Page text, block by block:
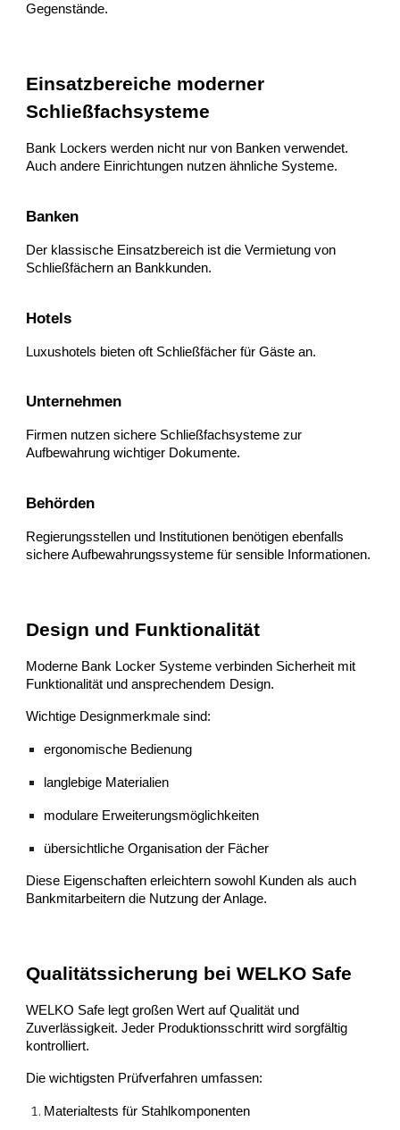
Gegenstände.
Einsatzbereiche moderner
Schließfachsysteme
Bank Lockers werden nicht nur von Banken verwendet.
Auch andere Einrichtungen nutzen ähnliche Systeme.
Banken
Der klassische Einsatzbereich ist die Vermietung von
Schließfächern an Bankkunden.
Hotels
Luxushotels bieten oft Schließfächer für Gäste an.
Unternehmen
Firmen nutzen sichere Schließfachsysteme zur
Aufbewahrung wichtiger Dokumente.
Behörden
Regierungsstellen und Institutionen benötigen ebenfalls
sichere Aufbewahrungssysteme für sensible Informationen.
Design und Funktionalität
Moderne Bank Locker Systeme verbinden Sicherheit mit
Funktionalität und ansprechendem Design.
Wichtige Designmerkmale sind:
ergonomische Bedienung
langlebige Materialien
modulare Erweiterungsmöglichkeiten
übersichtliche Organisation der Fächer
Diese Eigenschaften erleichtern sowohl Kunden als auch
Bankmitarbeitern die Nutzung der Anlage.
Qualitätssicherung bei WELKO Safe
WELKO Safe legt großen Wert auf Qualität und
Zuverlässigkeit. Jeder Produktionsschritt wird sorgfältig
kontrolliert.
Die wichtigsten Prüfverfahren umfassen:
Materialtests für Stahlkomponenten